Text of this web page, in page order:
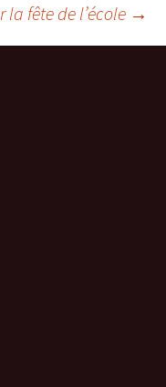
la fête de l’école →